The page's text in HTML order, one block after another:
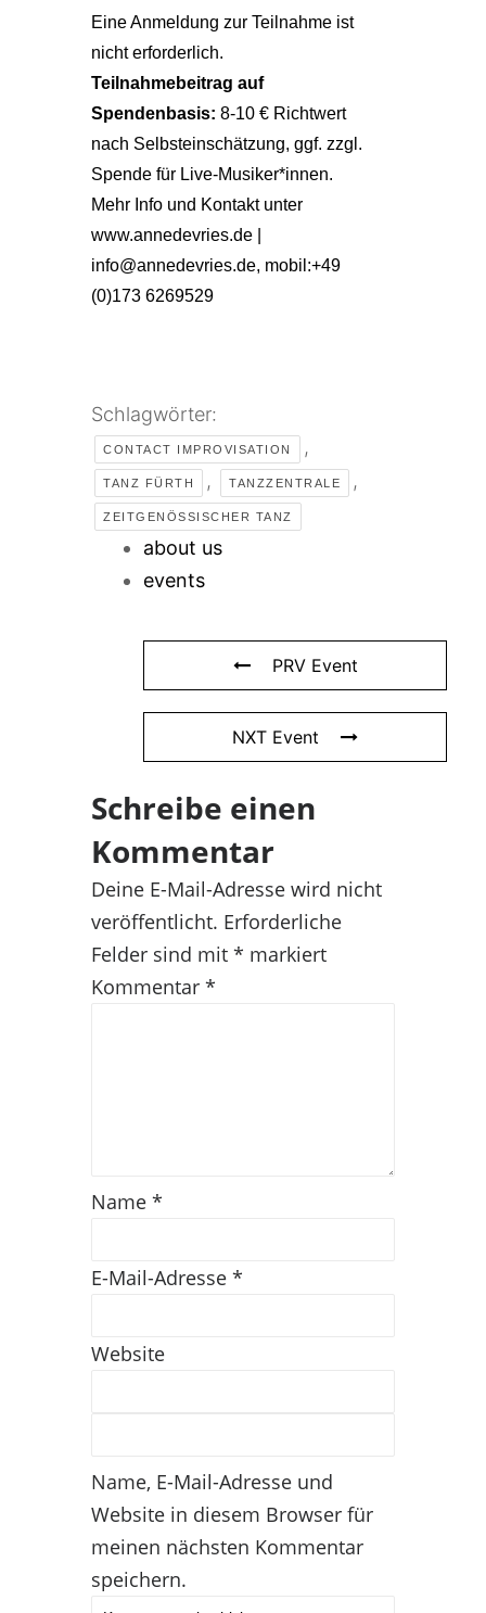
Eine Anmeldung zur Teilnahme ist
nicht erforderlich.
Teilnahmebeitrag auf
Spendenbasis: 8-10 € Richtwert
nach Selbsteinschätzung, ggf. zzgl.
Spende für Live-Musiker*innen.
Mehr Info und Kontakt unter
www.annedevries.de |
info@annedevries.de, mobil:+49
(0)173 6269529
Schlagwörter:
CONTACT IMPROVISATION ,
TANZ FÜRTH , TANZZENTRALE ,
ZEITGENÖSSISCHER TANZ
about us
events
PRV Event
NXT Event
Schreibe einen
Kommentar
Deine E-Mail-Adresse wird nicht
veröffentlicht. Erforderliche
Felder sind mit * markiert
Kommentar *
Name *
E-Mail-Adresse *
Website
Name, E-Mail-Adresse und
Website in diesem Browser für
meinen nächsten Kommentar
speichern.